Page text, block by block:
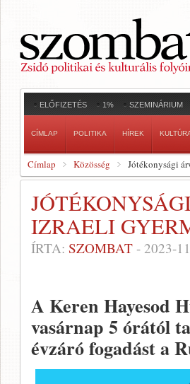
ELŐFIZETÉS 1% SZEMINÁRIUM
CÍMLAP POLITIKA HÍREK
Címlap Közösség Jótékonysági
IZRAELI
ÍRTA: SZOMBAT - 2023-
A Keren Hayesod
vasárnap 5 órától
évzáró fogadást a